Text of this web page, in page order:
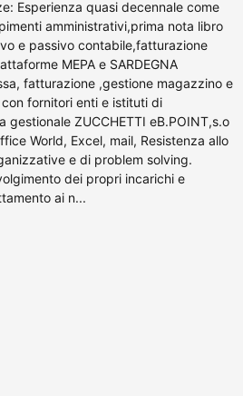
Esperienza quasi decennale come
amministrativi,prima nota libro
e passivo contabile,fatturazione
MEPA e SARDEGNA
fatturazione ,gestione magazzino e
fornitori enti e istituti di
ZUCCHETTI eB.POINT,s.o
World, Excel, mail, Resistenza allo
e di problem solving.
dei propri incarichi e
ai n...